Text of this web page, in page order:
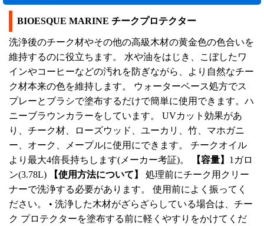
BIOESQUE MARINE チークプロテクター
洗浄後のチーク材やその他の高級木材の黄金色の色合いを
維持するのに役立ちます。 水や油をはじき、こぼしたワ
インやコーヒーなどの汚れを防ぎながら、より自然なチー
ク材本来の色を維持します。 ウォーターベース処方でス
プレーとブラシで塗布するだけで簡単に使用できます。ハ
ニーブラウンカラーをしています。 UVカット効果があ
り、チーク材、ローズウッド、ユーカリ、竹、マホガニ
ー、オーク、メープルに使用にできます。 チークオイル
より最大4倍長持ちします(メーカー考証)。
【容量】 1ガロ
ン(3.78L)
【使用方法について】
処理前にチーク用クリー
ナーで洗浄する必要があります。 使用前によく振ってく
ださい。 • 洗浄した木材がざらざらしている場合は、チー
ク プロテクターを塗布する前に軽くやすりをかけてくだ